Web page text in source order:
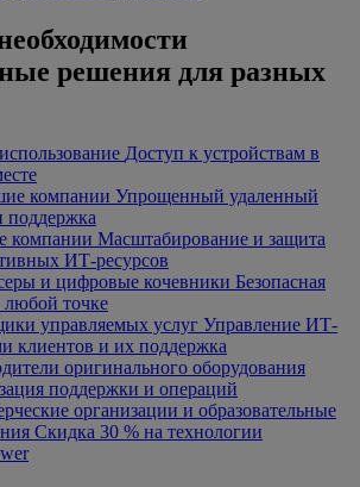
решения для разных
Доступ к устройствам в
компании Упрощенный удаленный
поддержка
компании Масштабирование и защита
ИТ-ресурсов
и цифровые кочевники Безопасная
любой точке
управляемых услуг Управление ИТ-
клиентов и их поддержка
оригинального оборудования
поддержки и операций
организации и образовательные
Скидка 30 % на технологии